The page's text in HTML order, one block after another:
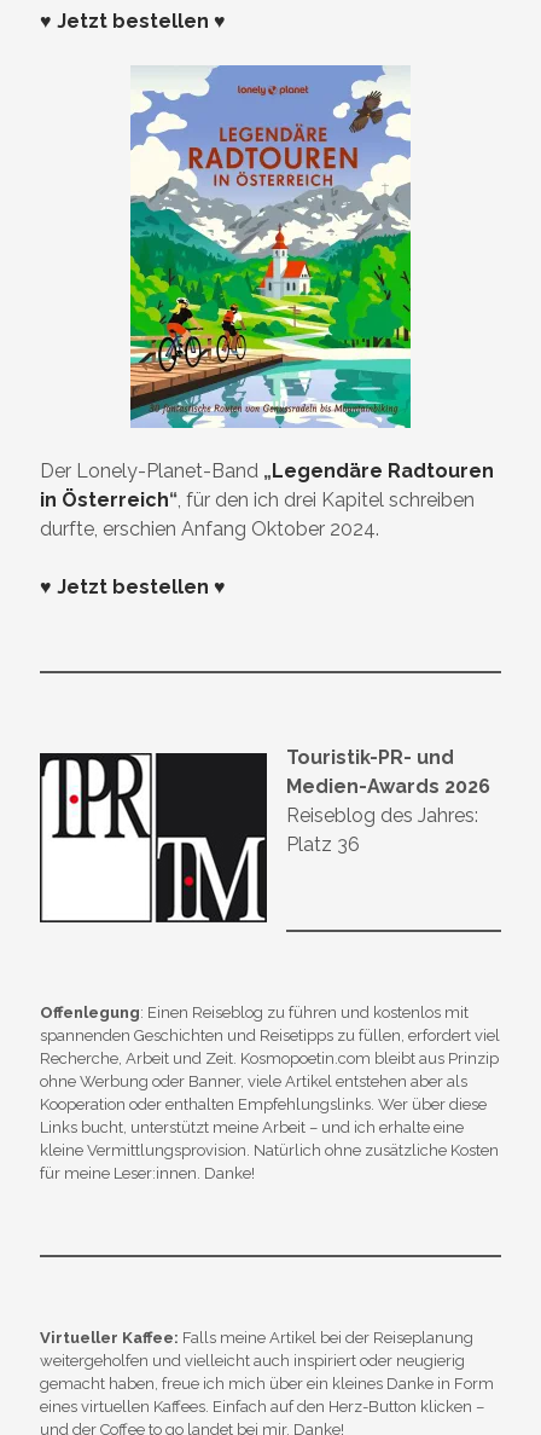
♥ Jetzt bestellen ♥
Der Lonely-Planet-Band „Legendäre Radtouren
in Österreich“, für den ich drei Kapitel schreiben
durfte, erschien Anfang Oktober 2024.
♥ Jetzt bestellen ♥
Touristik-PR- und
Medien-Awards 2026
Reiseblog des Jahres:
Platz 36
Offenlegung: Einen Reiseblog zu führen und kostenlos mit
spannenden Geschichten und Reisetipps zu füllen, erfordert viel
Recherche, Arbeit und Zeit. Kosmopoetin.com bleibt aus Prinzip
ohne Werbung oder Banner, viele Artikel entstehen aber als
Kooperation oder enthalten Empfehlungslinks. Wer über diese
Links bucht, unterstützt meine Arbeit – und ich erhalte eine
kleine Vermittlungsprovision. Natürlich ohne zusätzliche Kosten
für meine Leser:innen. Danke!
Virtueller Kaffee: Falls meine Artikel bei der Reiseplanung
weitergeholfen und vielleicht auch inspiriert oder neugierig
gemacht haben, freue ich mich über ein kleines Danke in Form
eines virtuellen Kaffees. Einfach auf den Herz-Button klicken –
und der Coffee to go landet bei mir. Danke!